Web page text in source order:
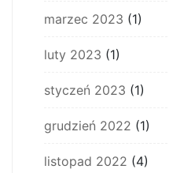
marzec 2023 (1)
luty 2023 (1)
styczeń 2023 (1)
grudzień 2022 (1)
listopad 2022 (4)